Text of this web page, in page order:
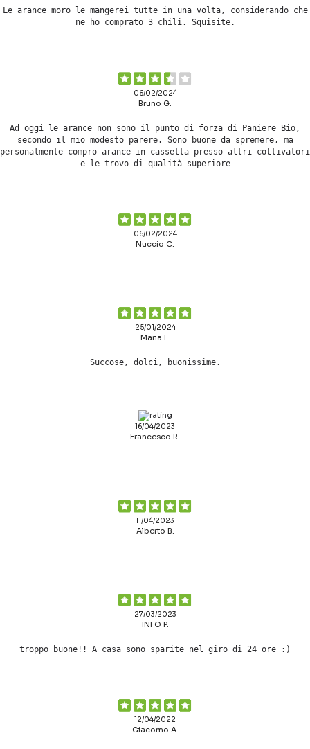
Le arance moro le mangerei tutte in una volta, considerando che
ne ho comprato 3 chili. Squisite.
06/02/2024
Bruno G.
Ad oggi le arance non sono il punto di forza di Paniere Bio,
secondo il mio modesto parere. Sono buone da spremere, ma
personalmente compro arance in cassetta presso altri coltivatori
e le trovo di qualità superiore
06/02/2024
Nuccio C.
25/01/2024
Maria L.
Succose, dolci, buonissime.
16/04/2023
Francesco R.
11/04/2023
Alberto B.
27/03/2023
INFO P.
troppo buone!! A casa sono sparite nel giro di 24 ore :)
12/04/2022
Giacomo A.